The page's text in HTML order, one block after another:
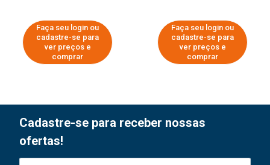
Faça seu login ou
cadastre-se para
ver preços e
comprar
Faça seu login ou
cadastre-se para
ver preços e
comprar
Cadastre-se para receber nossas
ofertas!